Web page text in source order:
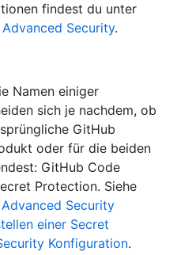
findest du unter
Security.
Namen einiger
sich je nachdem, ob
GitHub
oder für die beiden
GitHub Code
Protection. Siehe
Security
einer Secret
Konfiguration.